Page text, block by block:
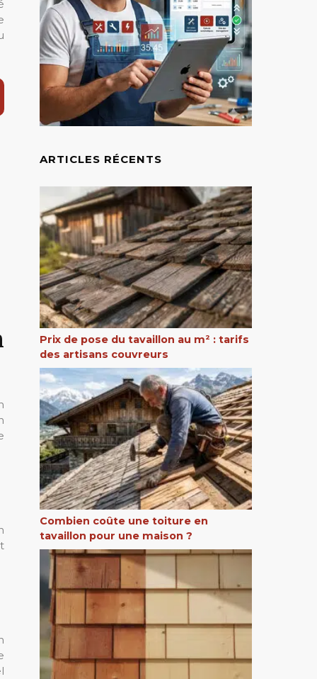
ARTICLES RÉCENTS
Prix de pose du tavaillon au m² : tarifs
des artisans couvreurs
Combien coûte une toiture en
tavaillon pour une maison ?